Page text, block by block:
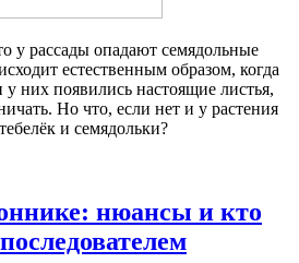
у рассады опадают семядольные
естественным образом, когда
них появились настоящие листья,
Но что, если нет и у растения
и семядольки?
нюансы и кто